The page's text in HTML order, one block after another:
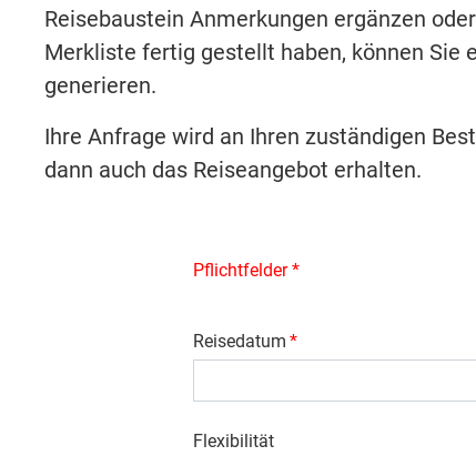
Reisebaustein Anmerkungen ergänzen
Merkliste fertig gestellt haben, können Sie
generieren.
Ihre Anfrage wird an Ihren zuständigen
dann auch das Reiseangebot erhalten.
Pflichtfelder *
Reisedatum *
Flexibilität